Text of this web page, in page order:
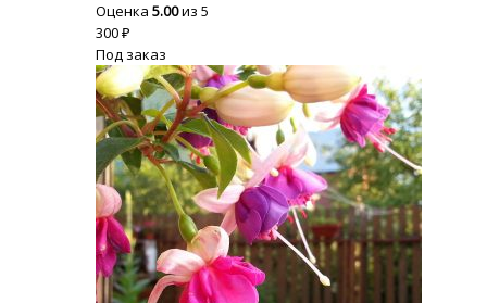
Оценка 5.00из 5
300₽
Под заказ